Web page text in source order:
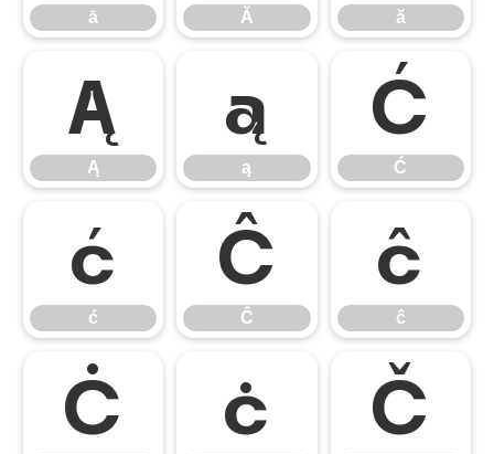
ā Ă ă
Ą
Ą
ą
ą
Ć
Ć
ć
ć
Ĉ
Ĉ
ĉ
ĉ
Ċ ċ Č